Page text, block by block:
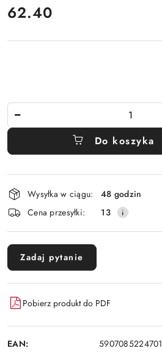
cena:
62.40
Do koszyka
Dostępność
i
dostawa
Wysyłka w ciągu:
48 godzin
Cena przesyłki:
13
Zadaj pytanie
Pobierz produkt do PDF
EAN: 5907085224701